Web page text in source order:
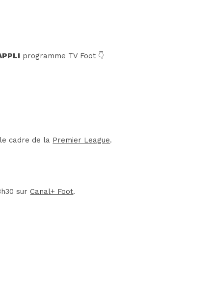
programme TV Foot 👇
cadre de la Premier League.
surCanal+ Foot.